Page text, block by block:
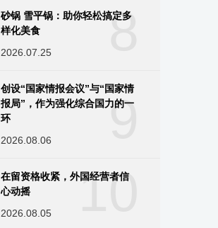
8
砂锅 雪平锅：助你轻松搞定多
样化美食
2026.07.25
9
创设“国家情报会议”与“国家情
报局”，作为强化综合国力的一
环
2026.08.06
10
在留资格收紧，外国经营者信
心动摇
2026.08.05